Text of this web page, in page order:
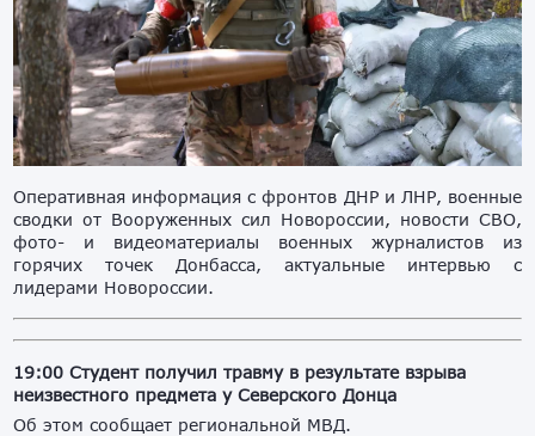
Оперативная информация с фронтов ДНР и ЛНР, военные
сводки от Вооруженных сил Новороссии, новости СВО,
фото- и видеоматериалы военных журналистов из
горячих точек Донбасса, актуальные интервью с
лидерами Новороссии.
19:00 Студент получил травму в результате взрыва
неизвестного предмета у Северского Донца
Об этом сообщает региональной МВД.